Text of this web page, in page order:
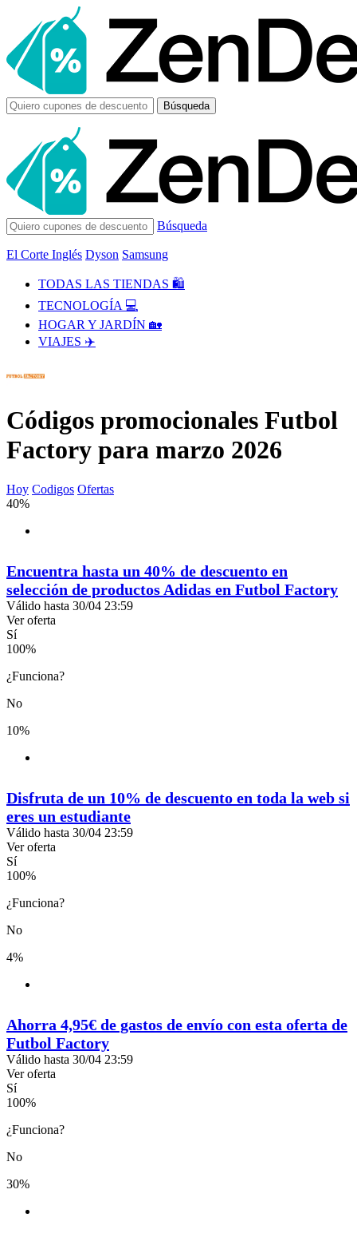
Búsqueda
Búsqueda
El Corte Inglés Dyson Samsung
TODAS LAS TIENDAS 🛍️
TECNOLOGÍA 💻
HOGAR Y JARDÍN 🏡
VIAJES ✈️
Códigos promocionales Futbol
Factory para marzo 2026
Hoy Codigos Ofertas
40%
Encuentra hasta un 40% de descuento en
selección de productos Adidas en Futbol Factory
Válido hasta 30/04 23:59
Ver oferta
Sí
100%
¿Funciona?
No
10%
Disfruta de un 10% de descuento en toda la web si
eres un estudiante
Válido hasta 30/04 23:59
Ver oferta
Sí
100%
¿Funciona?
No
4%
Ahorra 4,95€ de gastos de envío con esta oferta de
Futbol Factory
Válido hasta 30/04 23:59
Ver oferta
Sí
100%
¿Funciona?
No
30%